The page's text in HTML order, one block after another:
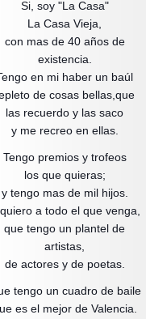
Si, soy "La Casa"
La Casa Vieja,
con mas de 40 años de
existencia.
en mi haber un baúl
de cosas bellas,que
las recuerdo y las saco
y me recreo en ellas.
Tengo premios y trofeos
los que quieras;
y tengo mas de mil hijos.
a todo el que venga,
que tengo un plantel de
artistas,
de actores y de poetas.
tengo un cuadro de baile
es el mejor de Valencia.